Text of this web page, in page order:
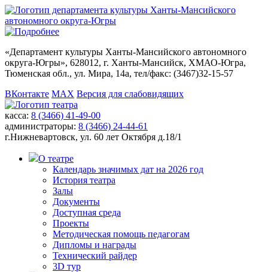
«Департамент культуры Ханты-Мансийского автономного
округа-Югры», 628012, г. Ханты-Мансийск, ХМАО-Югра,
Тюменская обл., ул. Мира, 14а, тел/факс: (3467)32-15-57
ВКонтакте MAX Версия для слабовидящих
касса: 8 (3466) 41-49-00
администраторы: 8 (3466) 24-44-61
г.Нижневартовск, ул. 60 лет Октября д.18/1
О театре
Календарь значимых дат на 2026 год
История театра
Залы
Документы
Доступная среда
Проекты
Методическая помощь педагогам
Дипломы и награды
Технический райдер
3D тур